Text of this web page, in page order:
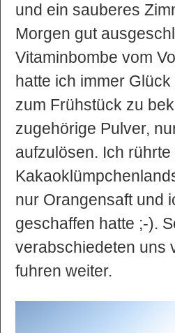
und ein sauberes
Morgen gut
Vitaminbombe vom
hatte ich immer
zum Frühstück zu
zugehörige Pulver,
aufzulösen. Ich
nur Orangensaft und
geschaffen hatte ;-).
verabschiedeten uns
fuhren weiter.